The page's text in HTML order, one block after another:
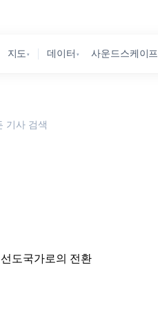
지도 ▾ 데이터 ▾ 사운드스케이프
기사 검색
도국가로의 전환